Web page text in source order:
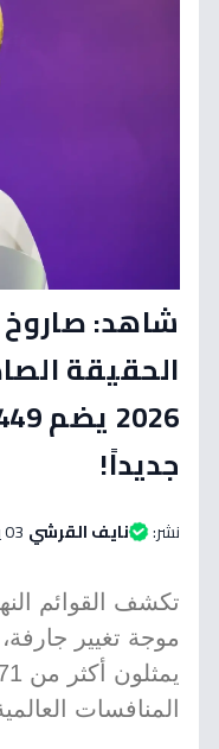
شاهد:
الحقيقة
جديداً!
نشر: نايف القرشي 03 يونيو 2026 الساعة 01:55 مساءاً
المنافسات